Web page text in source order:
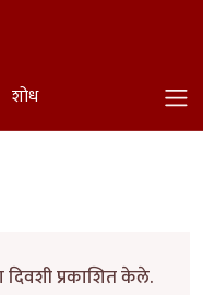
शोध
दिवशी प्रकाशित केले.